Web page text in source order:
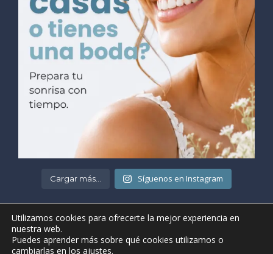
Cargar más... Síguenos en Instagram
Utilizamos cookies para ofrecerte la mejor experiencia en
nuestra web.
Puedes aprender más sobre qué cookies utilizamos o
cambiarlas en los ajustes.